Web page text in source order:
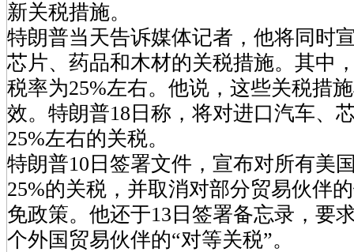
新关税措施。
特朗普当天告诉媒体记者，他将同时
芯片、药品和木材的关税措施。其中
税率为25%左右。他说，这些关税措
效。特朗普18日称，将对进口汽车、
25%左右的关税。
特朗普10日签署文件，宣布对所有美
25%的关税，并取消对部分贸易伙伴
免政策。他还于13日签署备忘录，要
个外国贸易伙伴的“对等关税”。